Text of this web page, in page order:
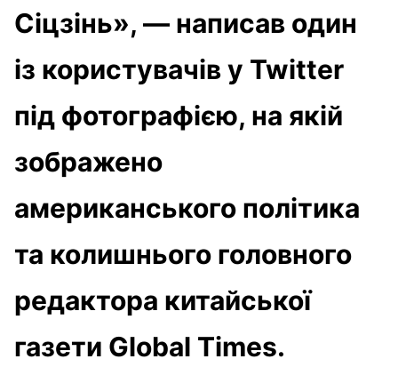
Сіцзінь», — написав один
із користувачів у Twitter
під фотографією, на якій
зображено
американського політика
та колишнього головного
редактора китайської
газети Global Times.